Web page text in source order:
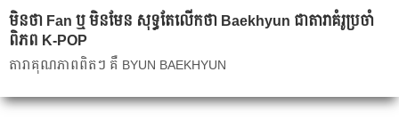
មិនថា Fan ឬ មិនមែន សុទ្ធតែលើកថា Baekhyun ជាតារាគំរូប្រចាំ
ពិភព K-POP
តារាគុណភាពពិតៗ គឺ BYUN BAEKHYUN